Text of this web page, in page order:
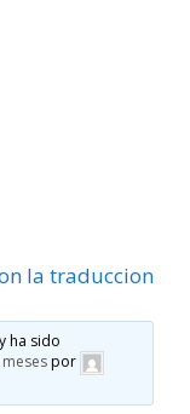
la traduccion
ha sido
por